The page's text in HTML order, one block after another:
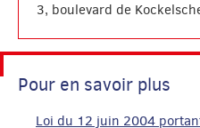
3, boulevard de
Pour en savoir plus
Loi du 12 juin 2004